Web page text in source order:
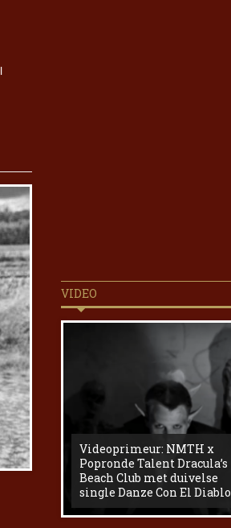
VIDEO
Videoprimeur: NMTH x
Popronde Talent Dracula’s
Beach Club met duivelse
single Danze Con El Diablo